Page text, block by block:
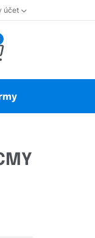
účet